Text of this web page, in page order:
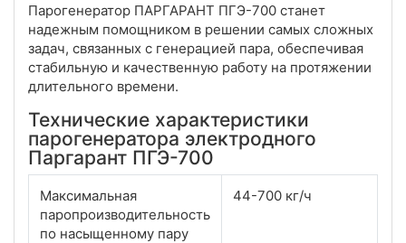
Парогенератор ПАРГАРАНТ ПГЭ-700 станет
надежным помощником в решении самых сложных
задач, связанных с генерацией пара, обеспечивая
стабильную и качественную работу на протяжении
длительного времени.
Технические характеристики
парогенератора электродного
Паргарант ПГЭ-700
Максимальная
паропроизводительность
по насыщенному пару
44-700 кг/ч